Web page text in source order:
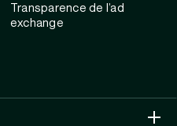
Transparence de l’ad
exchange